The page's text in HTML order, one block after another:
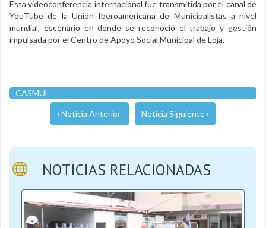
Esta videoconferencia internacional fue transmitida por el canal de
YouTube de la Unión Iberoamericana de Municipalistas a nivel
mundial, escenario en donde se reconoció el trabajo y gestión
impulsada por el Centro de Apoyo Social Municipal de Loja.
CASMUL
‹ Noticia Anterior Noticia Siguiente ›
NOTICIAS RELACIONADAS